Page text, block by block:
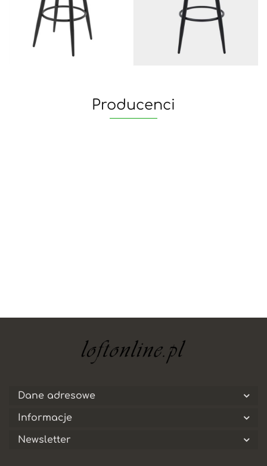
Producenci
Dane adresowe
Informacje
Newsletter